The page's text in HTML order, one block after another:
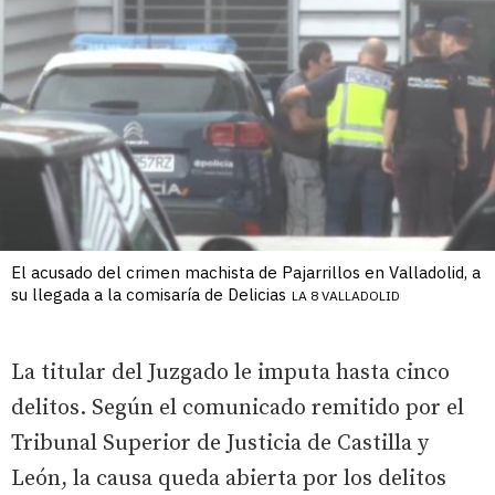
El acusado del crimen machista de Pajarrillos en Valladolid, a
su llegada a la comisaría de Delicias LA 8 VALLADOLID
La titular del Juzgado le imputa hasta cinco
delitos. Según el comunicado remitido por el
Tribunal Superior de Justicia de Castilla y
León, la causa queda abierta por los delitos